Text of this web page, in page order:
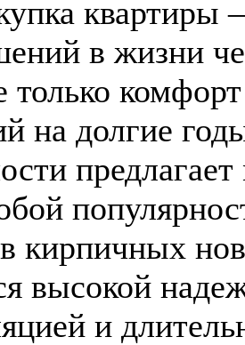
в жизни
только
на долгие
кирпичных
высокой
и